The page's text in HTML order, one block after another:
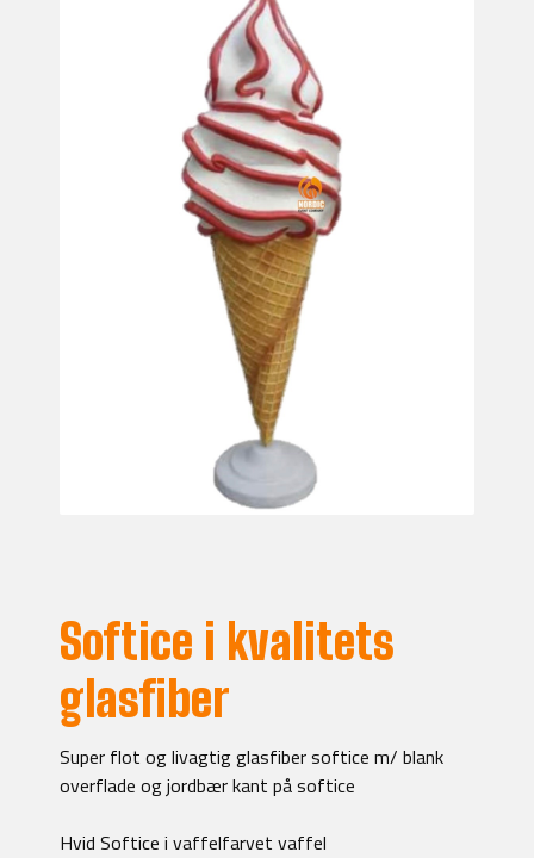
Softice i kvalitets
glasfiber
Super flot og livagtig glasfiber softice m/ blank
overflade og jordbær kant på softice
Hvid Softice i vaffelfarvet vaffel